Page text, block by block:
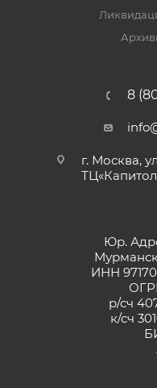
8
г. Москва,
Юр.
ИНН
р/сч
к/сч